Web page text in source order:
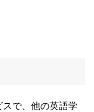
で、他の英語学